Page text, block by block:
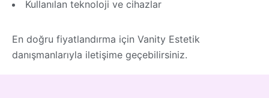
Kullanılan teknoloji ve cihazlar
En doğru fiyatlandırma için Vanity Estetik
danışmanlarıyla iletişime geçebilirsiniz.